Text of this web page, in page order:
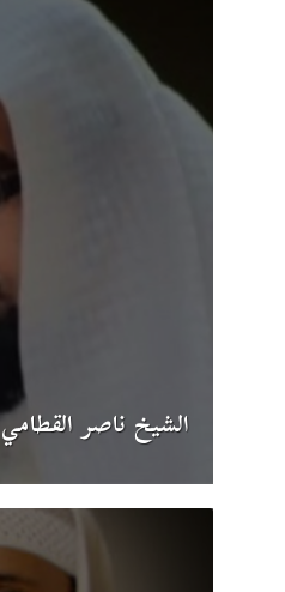
الشيخ ناصر القطامي